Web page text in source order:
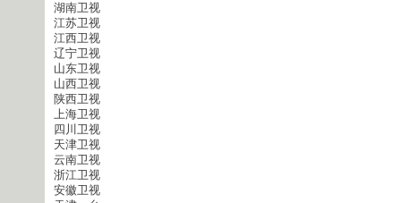
湖南卫视
江苏卫视
江西卫视
辽宁卫视
山东卫视
山西卫视
陕西卫视
上海卫视
四川卫视
天津卫视
云南卫视
浙江卫视
安徽卫视